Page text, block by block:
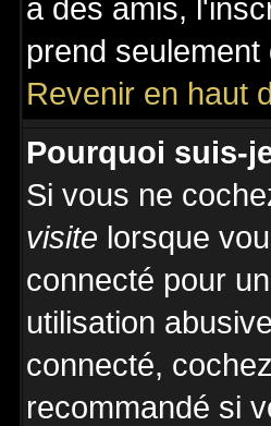
à des amis,
prend
Revenir en haut
Pourquoi suis-
Si vous ne
visite lorsque
connecté pour
utilisation
connecté,
recommandé si